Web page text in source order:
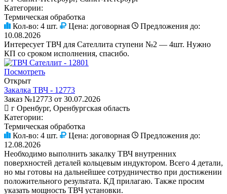
Категории:
Термическая обработка
Кол-во: 4 шт. Цена: договорная
Предложения до:
10.08.2026
Интересует ТВЧ для Сателлита ступени №2 — 4шт. Нужно
КП со сроком исполнения, спасибо.
Посмотреть
Открыт
Закалка ТВЧ - 12773
Заказ №12773 от 30.07.2026
г Оренбург, Оренбургская область
Категории:
Термическая обработка
Кол-во: 4 шт. Цена: договорная
Предложения до:
12.08.2026
Необходимо выполнить закалку ТВЧ внутренних
поверхностей деталей кольцевым индуктором. Всего 4 детали,
но мы готовы на дальнейшее сотрудничество при достижении
положительного результата. КД прилагаю. Также просим
указать мощность ТВЧ установки.